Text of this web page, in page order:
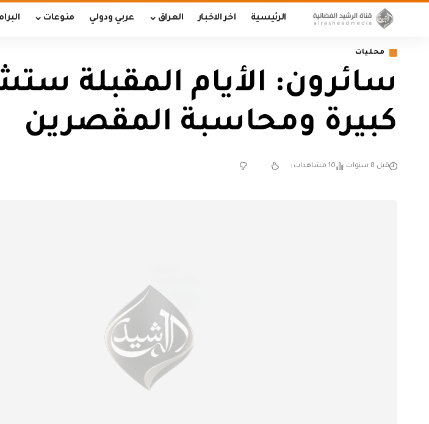
الرئيسية اخر الاخبار العراق عربي ودولي منوعات
محليات
سائرون: الأيام المقبلة
كبيرة ومحاسبة المقصرين
قبل 8 سنوات 10 مشاهدات